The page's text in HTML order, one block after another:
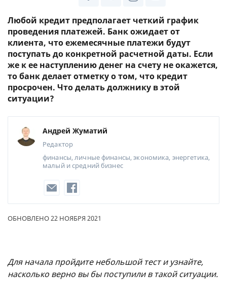
Любой кредит предполагает четкий график
проведения платежей. Банк ожидает от
клиента, что ежемесячные платежи будут
поступать до конкретной расчетной даты. Если
же к ее наступлению денег на счету не окажется,
то банк делает отметку о том, что кредит
просрочен. Что делать должнику в этой
ситуации?
Андрей Жуматий
Редактор
финансы, личные финансы, экономика, энергетика,
малый и средний бизнес
ОБНОВЛЕНО 22 НОЯБРЯ 2021
Для начала пройдите небольшой тест и узнайте,
насколько верно вы бы поступили в такой ситуации.